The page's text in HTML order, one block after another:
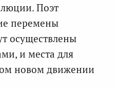
Поэт
перемены
осуществлены
и места для
новом движении